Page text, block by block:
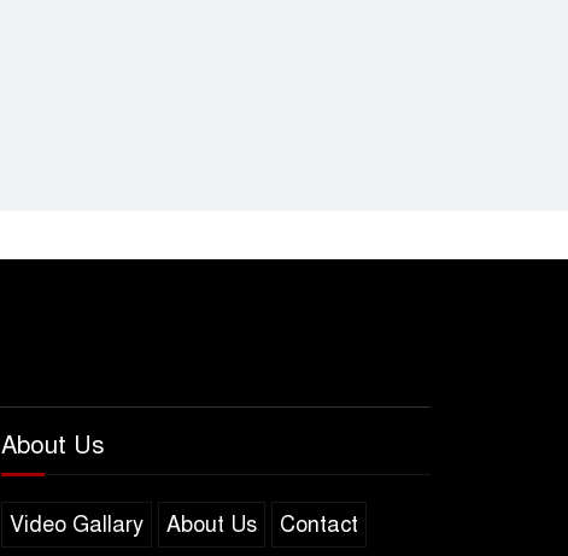
About Us
Video Gallary About Us Contact